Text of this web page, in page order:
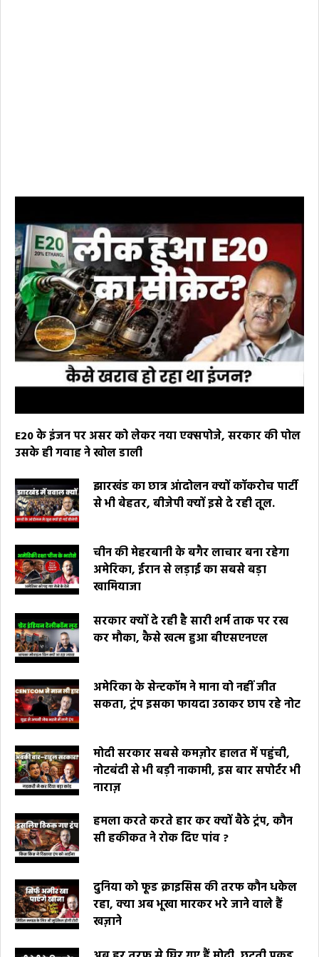
E20 के इंजन पर असर को लेकर नया एक्सपोजे, सरकार की पोल
उसके ही गवाह ने खोल डाली
झारखंड का छात्र आंदोलन क्यों कॉकरोच पार्टी
से भी बेहतर, बीजेपी क्यों इसे दे रही तूल.
चीन की मेहरबानी के बगैर लाचार बना रहेगा
अमेरिका, ईरान से लड़ाई का सबसे बड़ा
खामियाजा
सरकार क्यों दे रही है सारी शर्म ताक पर रख
कर मौका, कैसे खत्म हुआ बीएसएनएल
अमेरिका के सेन्टकॉम ने माना वो नहीं जीत
सकता, ट्रंप इसका फायदा उठाकर छाप रहे नोट
मोदी सरकार सबसे कमज़ोर हालत में पहुंची,
नोटबंदी से भी बड़ी नाकामी, इस बार सपोर्टर भी
नाराज़
हमला करते करते हार कर क्यों बैठे ट्रंप, कौन
सी हकीकत ने रोक दिए पांव ?
दुनिया को फूड क्राइसिस की तरफ कौन धकेल
रहा, क्या अब भूखा मारकर भरे जाने वाले हैं
खज़ाने